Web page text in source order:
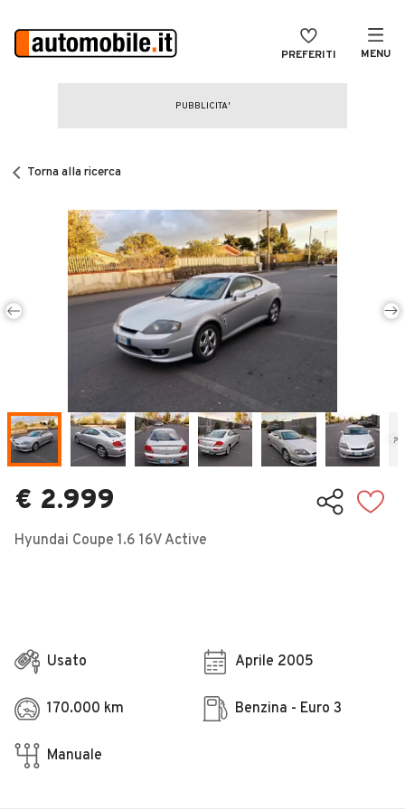
PREFERITI MENU
CERCA
Auto Nuove
Noleggio a lungo termine
Auto d'epoca
Veicoli Commerciali
Concessionari
Torna alla ricerca
€ 2.999
Hyundai Coupe 1.6 16V Active
Usato Aprile 2005
170.000 km Benzina - Euro 3
Manuale